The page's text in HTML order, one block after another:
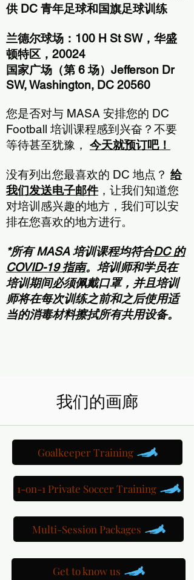
供 DC 青年足球和国旗足球训练
兰德尔球场：100 H St SW，华盛
顿特区，20024
国家广场（第 6 场）Jefferson Dr
SW, Washington, DC 20560
您是否对与 MASA 安排您的 DC
Football 培训课程感到兴奋？不要
等待甚至犹豫， 今天就预订吧！
没有列出您最喜欢的 DC 地点？ 给
我们发送电子邮件，让我们知道您
对培训感兴趣的地方，我们可以安
排在您喜欢的地方进行。
*所有 MASA 培训课程均符合DC 的
COVID-19 指南。培训师和学员在
培训期间必须佩戴口罩，并且培训
师将在每次训练之前和之后使用适
当的消毒材料擦拭所有共用设备。
我们的画廊
Goalkeeper Training
1-on-1 Private Soccer Training
Multi-Session Packages
Get to know us